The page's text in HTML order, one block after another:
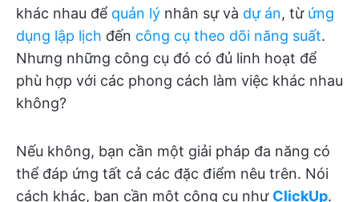
khác nhau để quản lý nhân sự và dự án, từ ứng
dụng lập lịch đến công cụ theo dõi năng suất.
Nhưng những công cụ đó có đủ linh hoạt để
phù hợp với các phong cách làm việc khác nhau
không?
Nếu không, bạn cần một giải pháp đa năng có
thể đáp ứng tất cả các đặc điểm nêu trên. Nói
cách khác, bạn cần một công cụ như ClickUp.